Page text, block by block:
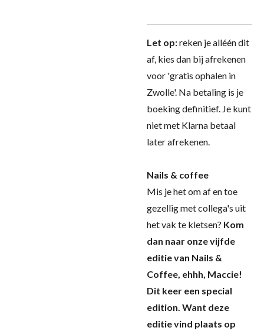
Let op:reken je alléén dit
af, kies dan bij afrekenen
voor 'gratis ophalen in
Zwolle'. Na betaling is je
boeking definitief. Je kunt
niet met Klarna betaal
later afrekenen.
Nails & coffee
Mis je het om af en toe
gezellig met collega's uit
het vak te kletsen? Kom
dan naar onze vijfde
editie van Nails &
Coffee, ehhh, Maccie!
Dit keer een special
edition. Want deze
editie vind plaats op